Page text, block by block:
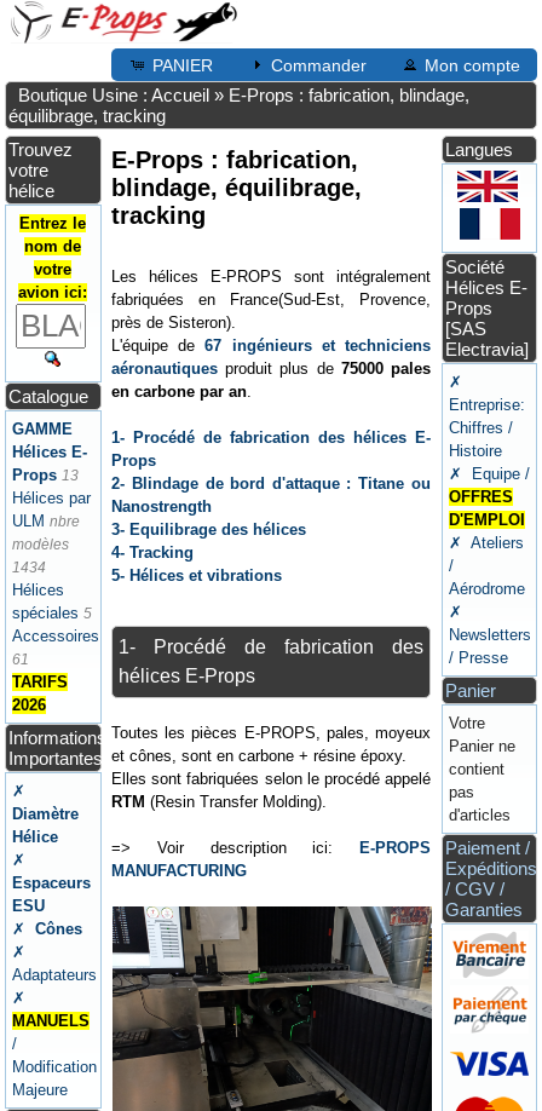
PANIER Commander Mon compte
Boutique Usine : Accueil » E-Props : fabrication, blindage,
équilibrage, tracking
Trouvez
votre
hélice
Entrez le
nom de
votre
avion ici:
Catalogue
GAMME
Hélices E-
Props 13
Hélices par
ULM nbre
modèles
1434
Hélices
spéciales 5
Accessoires
61
TARIFS
2026
Informations
Importantes
✗
Diamètre
Hélice
✗
Espaceurs
ESU
✗
Cônes
✗
Adaptateurs
✗
MANUELS
/
Modification
Majeure
E-Props : fabrication,
blindage, équilibrage,
tracking
Les hélices E-PROPS sont intégralement
fabriquées en France(Sud-Est, Provence,
près de Sisteron).
L'équipe de67 ingénieurs et techniciens
aéronautiques produit plus de 75000 pales
en carbone par an
1- Procédé de fabrication des hélices E-
Props
2- Blindage de bord d'attaque : Titane ou
Nanostrength
3- Equilibrage des hélices
4- Tracking
5- Hélices et vibrations
1- Procédé de fabrication des
hélices E-Props
Toutes les pièces E-PROPS, pales, moyeux
et cônes, sont en carbone + résine époxy.
Elles sont fabriquées selon le procédé appelé
RTM (Resin Transfer Molding).
=> Voir description ici:
E-PROPS
MANUFACTURING
Langues
Société
Hélices E-
Props
[SAS
Electravia]
✗
Entreprise:
Chiffres /
Histoire
✗ Equipe /
OFFRES
D'EMPLOI
✗ Ateliers
/
Aérodrome
✗
Newsletters
/ Presse
Panier
Votre
Panier ne
contient
pas
d'articles
Paiement /
Expéditions
/ CGV /
Garanties